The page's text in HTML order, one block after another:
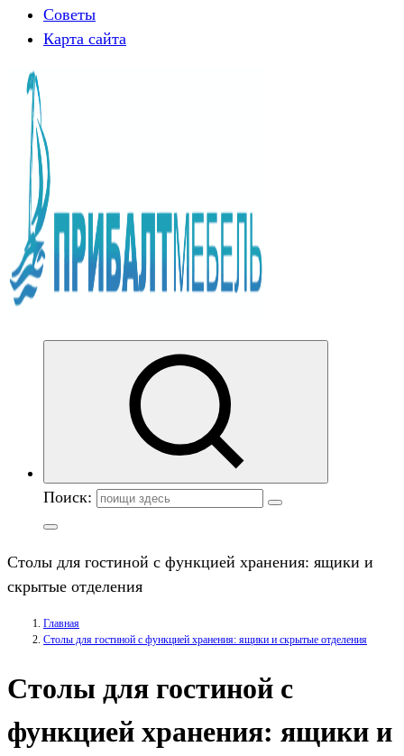
Советы
Карта сайта
Поиск:
Столы для гостиной с функцией хранения: ящики и
скрытые отделения
Главная
Столы для гостиной с функцией хранения: ящики и скрытые отделения
Столы для гостиной с
функцией хранения: ящики и